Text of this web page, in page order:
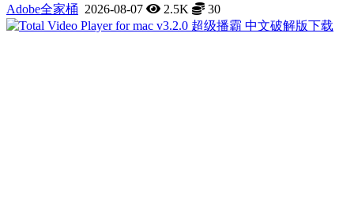
Adobe全家桶 2026-08-07 2.5K 30